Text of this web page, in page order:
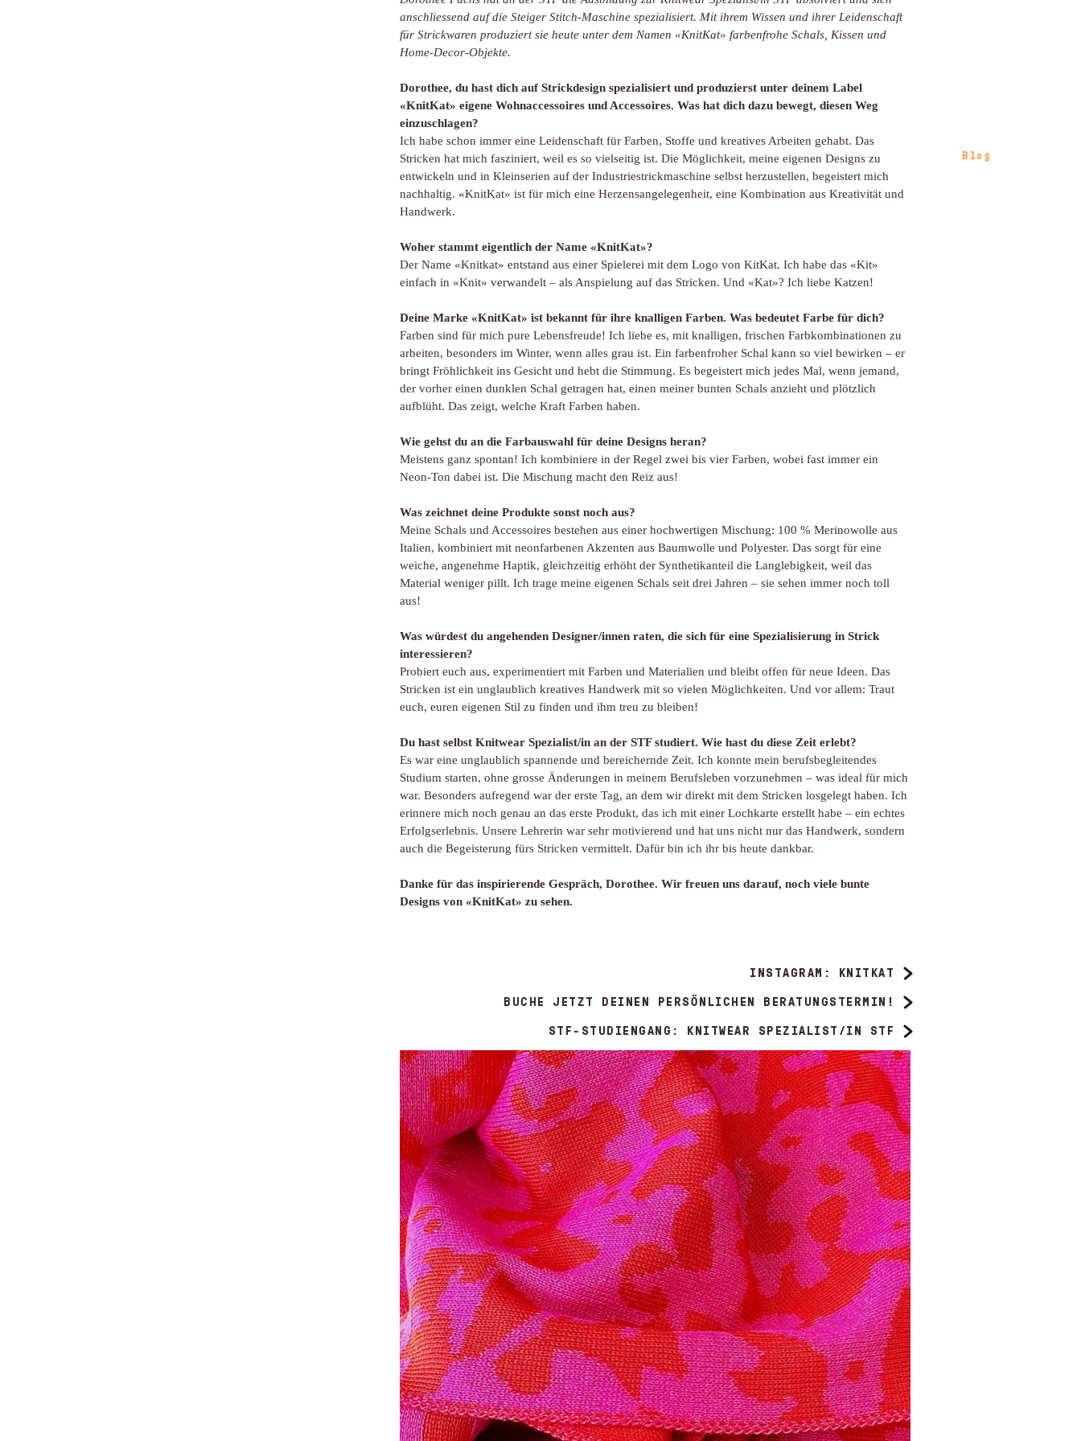
anschliessend auf die Steiger Stitch-Maschine spezialisiert. Mit ihrem Wissen und ihrer Leidenschaft
für Strickwaren produziert sie heute unter dem Namen «KnitKat» farbenfrohe Schals, Kissen und
Home-Decor-Objekte.
Dorothee, du hast dich auf Strickdesign spezialisiert und produzierst unter deinem Label
«KnitKat» eigene Wohnaccessoires und Accessoires. Was hat dich dazu bewegt, diesen Weg
einzuschlagen?
Ich habe schon immer eine Leidenschaft für Farben, Stoffe und kreatives Arbeiten gehabt. Das
Stricken hat mich fasziniert, weil es so vielseitig ist. Die Möglichkeit, meine eigenen Designs zu
entwickeln und in Kleinserien auf der Industriestrickmaschine selbst herzustellen, begeistert mich
nachhaltig. «KnitKat» ist für mich eine Herzensangelegenheit, eine Kombination aus Kreativität und
Handwerk.
Woher stammt eigentlich der Name «KnitKat»?
Der Name «Knitkat» entstand aus einer Spielerei mit dem Logo von KitKat. Ich habe das «Kit»
einfach in «Knit» verwandelt – als Anspielung auf das Stricken. Und «Kat»? Ich liebe Katzen!
Deine Marke «KnitKat» ist bekannt für ihre knalligen Farben. Was bedeutet Farbe für dich?
Farben sind für mich pure Lebensfreude! Ich liebe es, mit knalligen, frischen Farbkombinationen zu
arbeiten, besonders im Winter, wenn alles grau ist. Ein farbenfroher Schal kann so viel bewirken – er
bringt Fröhlichkeit ins Gesicht und hebt die Stimmung. Es begeistert mich jedes Mal, wenn jemand,
der vorher einen dunklen Schal getragen hat, einen meiner bunten Schals anzieht und plötzlich
aufblüht. Das zeigt, welche Kraft Farben haben.
Wie gehst du an die Farbauswahl für deine Designs heran?
Meistens ganz spontan! Ich kombiniere in der Regel zwei bis vier Farben, wobei fast immer ein
Neon-Ton dabei ist. Die Mischung macht den Reiz aus!
Was zeichnet deine Produkte sonst noch aus?
Meine Schals und Accessoires bestehen aus einer hochwertigen Mischung: 100 % Merinowolle aus
Italien, kombiniert mit neonfarbenen Akzenten aus Baumwolle und Polyester. Das sorgt für eine
weiche, angenehme Haptik, gleichzeitig erhöht der Synthetikanteil die Langlebigkeit, weil das
Material weniger pillt. Ich trage meine eigenen Schals seit drei Jahren – sie sehen immer noch toll
aus!
Was würdest du angehenden Designer/innen raten, die sich für eine Spezialisierung in Strick
interessieren?
Probiert euch aus, experimentiert mit Farben und Materialien und bleibt offen für neue Ideen. Das
Stricken ist ein unglaublich kreatives Handwerk mit so vielen Möglichkeiten. Und vor allem: Traut
euch, euren eigenen Stil zu finden und ihm treu zu bleiben!
Du hast selbst Knitwear Spezialist/in an der STF studiert. Wie hast du diese Zeit erlebt?
Es war eine unglaublich spannende und bereichernde Zeit. Ich konnte mein berufsbegleitendes
Studium starten, ohne grosse Änderungen in meinem Berufsleben vorzunehmen – was ideal für mich
war. Besonders aufregend war der erste Tag, an dem wir direkt mit dem Stricken losgelegt haben. Ich
erinnere mich noch genau an das erste Produkt, das ich mit einer Lochkarte erstellt habe – ein echtes
Erfolgserlebnis. Unsere Lehrerin war sehr motivierend und hat uns nicht nur das Handwerk, sondern
auch die Begeisterung fürs Stricken vermittelt. Dafür bin ich ihr bis heute dankbar.
Danke für das inspirierende Gespräch, Dorothee. Wir freuen uns darauf, noch viele bunte
Designs von «KnitKat» zu sehen.
INSTAGRAM: KNITKAT
BUCHE JETZT DEINEN PERSÖNLICHEN BERATUNGSTERMIN!
STF-STUDIENGANG: KNITWEAR SPEZIALIST/IN STF
Blog